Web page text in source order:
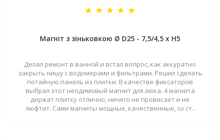
Магніт з зіньковкою Ø D25 - 7,5/4,5 х H5
Делал ремонт в ванной и встал вопрос, как аккуратно
закрыть нишу с водомерами и фильтрами. Решил сделать
потайную панель из плитки. В качестве фиксаторов
выбрал этот неодимовый магнит для люка. 4 магнита
держат плитку отлично, ничего не провисает и не
люфтит. Сами магниты мощные, качественные, со ст..